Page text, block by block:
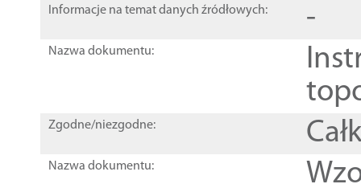
Informacje na temat danych źródłowych: -
Nazwa dokumentu:
Zgodne/niezgodne:
Nazwa dokumentu: